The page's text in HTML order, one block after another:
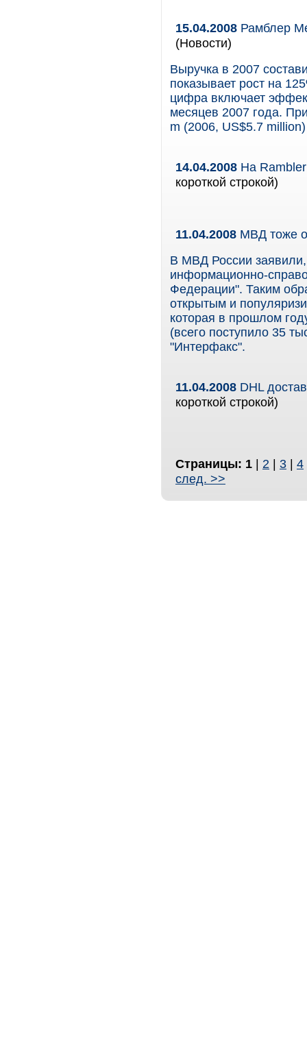
15.04.2008 Рамблер
(Новости)
Выручка в 2007
показывает рост на
цифра включает
месяцев 2007 года.
m (2006, US$5.7 million)
14.04.2008 На
короткой строкой)
11.04.2008 МВД тоже
В МВД России
информационно-
Федерации". Таким
открытым и
которая в прошлом
(всего поступило 35
"Интерфакс".
11.04.2008 DHL
короткой строкой)
Страницы: 1 | 2 | 3 | 4
след. >>